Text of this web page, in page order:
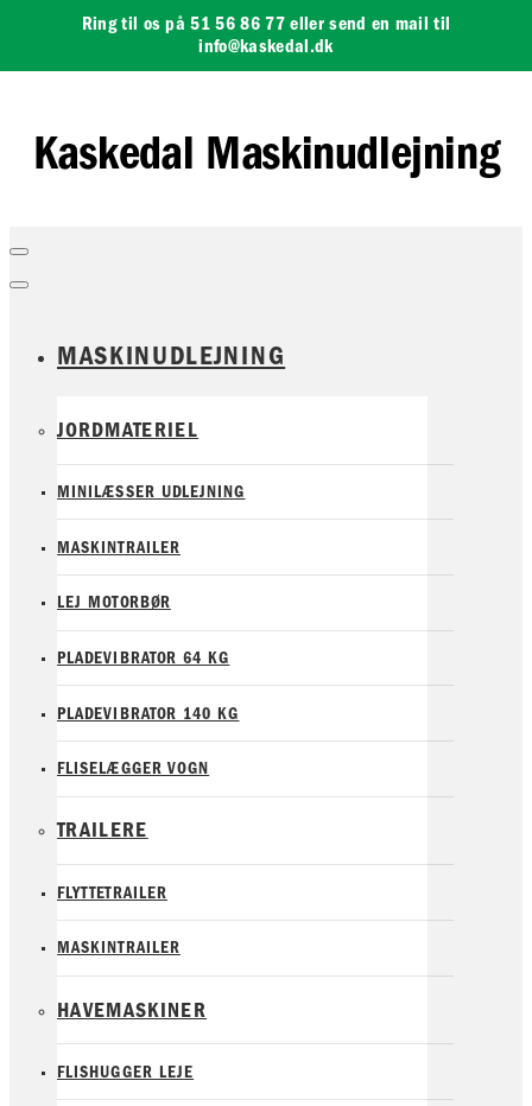
Skip to Content
Kaskedal Maskinudlejning
MASKINUDLEJNING
JORDMATERIEL
MINILÆSSER UDLEJNING
MASKINTRAILER
LEJ MOTORBØR
PLADEVIBRATOR 64 KG
PLADEVIBRATOR 140 KG
FLISELÆGGER VOGN
TRAILERE
FLYTTETRAILER
MASKINTRAILER
HAVEMASKINER
FLISHUGGER LEJE
Ring til os på 51 56 86 77 eller send en mail til
info@kaskedal.dk